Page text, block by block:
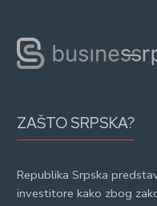
ZAŠTO SRPSKA?
Republika Srpska
investitore kako zbog